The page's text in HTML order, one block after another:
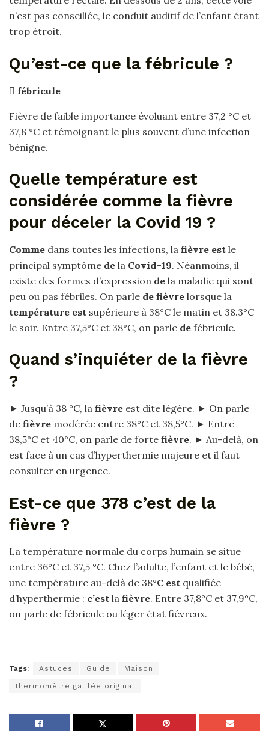
n’est pas conseillée, le conduit auditif de l’enfant étant
trop étroit.
Qu’est-ce que la fébricule ?
 fébricule
Fièvre de faible importance évoluant entre 37,2 °C et
37,8 °C et témoignant le plus souvent d’une infection
bénigne.
Quelle température est
considérée comme la fièvre
pour déceler la Covid 19 ?
Comme dans toutes les infections, la fièvre est le
principal symptôme de la Covid–19. Néanmoins, il
existe des formes d’expression de la maladie qui sont
peu ou pas fébriles. On parle de fièvre lorsque la
température est supérieure à 38°C le matin et 38.3°C
le soir. Entre 37,5°C et 38°C, on parle de fébricule.
Quand s’inquiéter de la fièvre
?
► Jusqu’à 38 °C, la fièvre est dite légère. ► On parle
de fièvre modérée entre 38°C et 38,5°C. ► Entre
38,5°C et 40°C, on parle de forte fièvre. ► Au-delà, on
est face à un cas d’hyperthermie majeure et il faut
consulter en urgence.
Est-ce que 378 c’est de la
fièvre ?
La température normale du corps humain se situe
entre 36°C et 37,5 °C. Chez l’adulte, l’enfant et le bébé,
une température au-delà de 38°C est qualifiée
d’hyperthermie : c’est la fièvre. Entre 37,8°C et 37,9°C,
on parle de fébricule ou léger état fiévreux.
Tags: Astuces Guide Maison
thermomètre galilée original